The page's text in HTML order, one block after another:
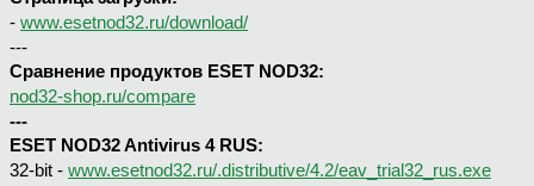
- www.esetnod32.ru/download/
---
Сравнение продуктов ESET NOD32:
nod32-shop.ru/compare
---
ESET NOD32 Antivirus 4 RUS:
32-bit - www.esetnod32.ru/.distributive/4.2/eav_trial32_rus.exe